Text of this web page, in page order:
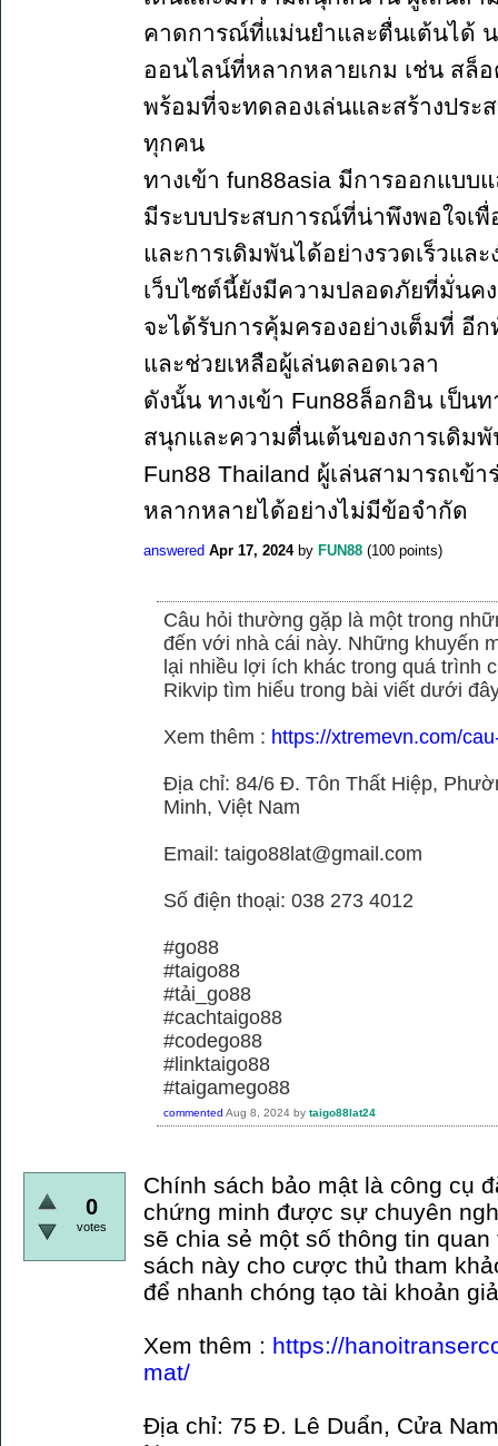
คาดการณ์ที่แม่นยำและตื่นเต้นได้
ออนไลน์ที่หลากหลายเกม เช่น สล็
พร้อมที่จะทดลองเล่นและสร้างปร
ทุกคน
ทางเข้า fun88asia มีการออกแบบ
มีระบบประสบการณ์ที่น่าพึงพอใจเพื่
และการเดิมพันได้อย่างรวดเร็วและ
เว็บไซต์นี้ยังมีความปลอดภัยที่มั่นค
จะได้รับการคุ้มครองอย่างเต็มที่ อี
และช่วยเหลือผู้เล่นตลอดเวลา
ดังนั้น ทางเข้า Fun88ล็อกอิน เป็น
สนุกและความตื่นเต้นของการเดิม
Fun88 Thailand ผู้เล่นสามารถเข้
หลากหลายได้อย่างไม่มีข้อจำกัด
answered Apr 17, 2024 by FUN88 (100 points)
Câu hỏi thường gặp là một trong
đến với nhà cái này. Những khuyến
lại nhiều lợi ích khác trong quá trình
Rikvip tìm hiểu trong bài viết dưới
Xem thêm : https://xtremevn.com/
Địa chỉ: 84/6 Đ. Tôn Thất Hiệp,
Minh, Việt Nam
Email: taigo88lat@gmail.com
Số điện thoại: 038 273 4012
#go88
#taigo88
#tải_go88
#cachtaigo88
#codego88
#linktaigo88
#taigamego88
commented Aug 8, 2024 by taigo88lat24
0
votes
Chính sách bảo mật là công cụ
chứng minh được sự chuyên
sẽ chia sẻ một số thông tin
sách này cho cược thủ tham
để nhanh chóng tạo tài khoản
Xem thêm : https://
mat/
Địa chỉ: 75 Đ. Lê Duẩn, Cửa